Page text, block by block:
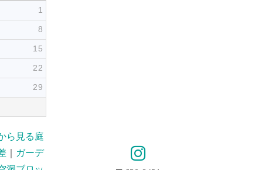
1
8
15
22
29
ら見る庭
｜
ガーデ